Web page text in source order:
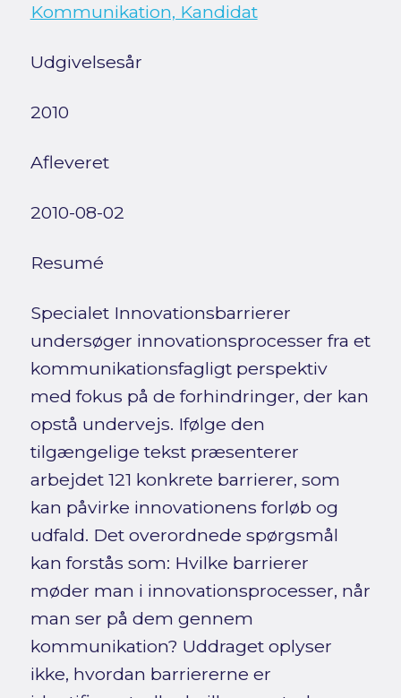
Kommunikation, Kandidat
Udgivelsesår
2010
Afleveret
2010-08-02
Resumé
Specialet Innovationsbarrierer
undersøger innovationsprocesser fra et
kommunikationsfagligt perspektiv
med fokus på de forhindringer, der kan
opstå undervejs. Ifølge den
tilgængelige tekst præsenterer
arbejdet 121 konkrete barrierer, som
kan påvirke innovationens forløb og
udfald. Det overordnede spørgsmål
kan forstås som: Hvilke barrierer
møder man i innovationsprocesser, når
man ser på dem gennem
kommunikation? Uddraget oplyser
ikke, hvordan barriererne er